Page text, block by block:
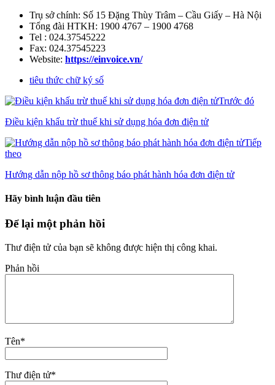
Trụ sở chính: Số 15 Đặng Thùy Trâm – Cầu Giấy – Hà Nội
Tổng đài HTKH: 1900 4767 – 1900 4768
Tel : 024.37545222
Fax: 024.37545223
Website: https://einvoice.vn/
tiêu thức chữ ký số
Trước đó
Điều kiện khấu trừ thuế khi sử dụng hóa đơn điện tử
Tiếp
theo
Hướng dẫn nộp hồ sơ thông báo phát hành hóa đơn điện tử
Hãy bình luận đầu tiên
Để lại một phản hồi
Thư điện tử của bạn sẽ không được hiện thị công khai.
Phản hồi
Tên*
Thư điện tử*